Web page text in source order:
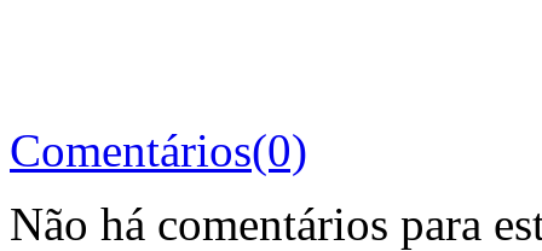
Comentários(0)
Não há comentários para